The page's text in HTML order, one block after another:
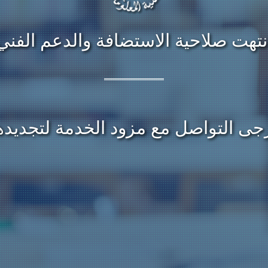
صلاحية الاستضافة والدعم
التواصل مع مزود الخدمة